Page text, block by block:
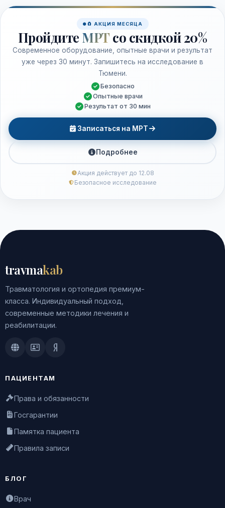
🧲 АКЦИЯ МЕСЯЦА
Пройдите МРТ со скидкой 20%
Современное оборудование, опытные врачи и результат
уже через 30 минут. Запишитесь на исследование в
Тюмени.
Безопасно
Опытные врачи
Результат от 30 мин
Записаться на МРТ
Подробнее
Акция действует до 12.08
Безопасное исследование
travmakab
Травматология и ортопедия премиум-
класса. Индивидуальный подход,
современные методики лечения и
реабилитации.
Doctu.ruПроДокторов
Яндекс.Здоровье
ПАЦИЕНТАМ
Права и обязанности
Госгарантии
Памятка пациента
Правила записи
БЛОГ
Врач